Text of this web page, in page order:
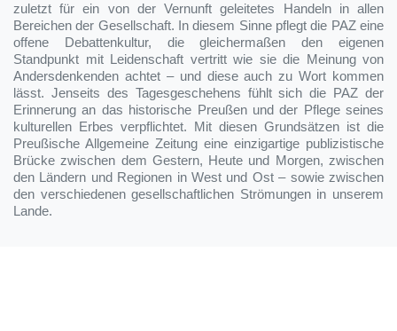
zuletzt für ein von der Vernunft geleitetes Handeln in allen
Bereichen der Gesellschaft. In diesem Sinne pflegt die PAZ eine
offene Debattenkultur, die gleichermaßen den eigenen
Standpunkt mit Leidenschaft vertritt wie sie die Meinung von
Andersdenkenden achtet – und diese auch zu Wort kommen
lässt. Jenseits des Tagesgeschehens fühlt sich die PAZ der
Erinnerung an das historische Preußen und der Pflege seines
kulturellen Erbes verpflichtet. Mit diesen Grundsätzen ist die
Preußische Allgemeine Zeitung eine einzigartige publizistische
Brücke zwischen dem Gestern, Heute und Morgen, zwischen
den Ländern und Regionen in West und Ost – sowie zwischen
den verschiedenen gesellschaftlichen Strömungen in unserem
Lande.